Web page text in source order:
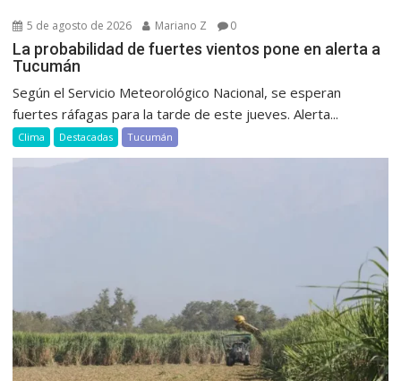
5 de agosto de 2026 Mariano Z 0
La probabilidad de fuertes vientos pone en alerta a
Tucumán
Según el Servicio Meteorológico Nacional, se esperan
fuertes ráfagas para la tarde de este jueves. Alerta...
Clima Destacadas Tucumán